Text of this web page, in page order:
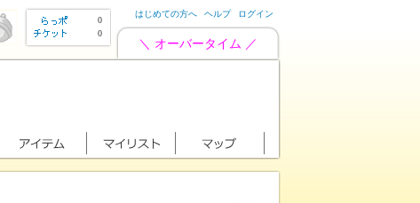
0
0
はじめての方へ ヘルプ ログイン
＼ オーバータイム ／